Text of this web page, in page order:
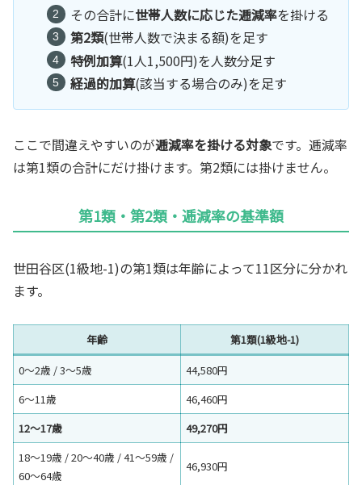
その合計に世帯人数に応じた逓減率を掛ける
第2類(世帯人数で決まる額)を足す
特例加算(1人1,500円)を人数分足す
経過的加算(該当する場合のみ)を足す
ここで間違えやすいのが逓減率を掛ける対象です。逓減率
は第1類の合計にだけ掛けます。第2類には掛けません。
第1類・第2類・逓減率の基準額
世田谷区(1級地-1)の第1類は年齢によって11区分に分かれ
ます。
年齢
第1類(1級地-1)
0〜2歳 / 3〜5歳
44,580円
6〜11歳
46,460円
12〜17歳
49,270円
18〜19歳 / 20〜40歳 / 41〜59歳 /
60〜64歳
46,930円